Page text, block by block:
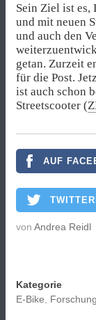
Sein Ziel ist es,
und mit neuen
und auch den
getan. Zurzeit
für die Post.
ist auch schon
Streetscooter (
AUF
von Andrea Reidl
Kategorie
E-Bike
Forschung